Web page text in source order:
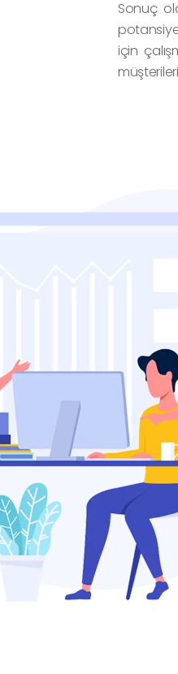
Sonuç
için